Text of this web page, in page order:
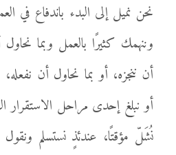
نحن نميل إلى البدء باندفاع في
وننهمك كثيرًا بالعمل وبما نحاول
أن ننجزه، أو بما نحاول أن
أو نبلغ إحدى مراحل الاستقرار
نُشَلّ مؤقتًا، عندئذٍ نستسلم